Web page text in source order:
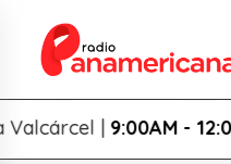
|9:00AM - 12:00PM